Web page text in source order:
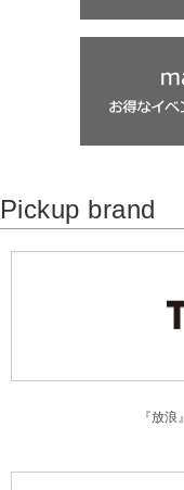
Pickup brand
『放